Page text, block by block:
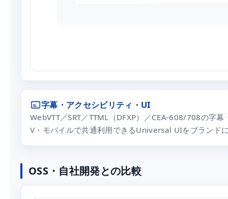
字幕・アクセシビリティ・UI
WebVTT／SRT／TTML（DFXP）／CEA-608/708の字
V・モバイルで共通利用できるUniversal UIをブランド
OSS・自社開発との比較